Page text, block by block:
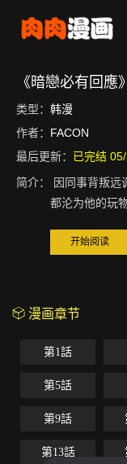
《暗戀必有回應》
类型： 韩漫
作者： FACON
最后更新： 已完结
简介：
因同事背叛远
都沦为他的玩
开始阅读
漫画章节
第1話
第5話
第9話
第13話